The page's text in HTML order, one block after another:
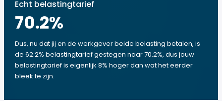
Echt belastingtarief
70.2%
Dus, nu dat jij en de werkgever beide belasting betalen, is
de 62.2% belastingtarief gestegen naar 70.2%, dus jouw
belastingtarief is eigenlijk 8% hoger dan wat het eerder
bleek te zijn.